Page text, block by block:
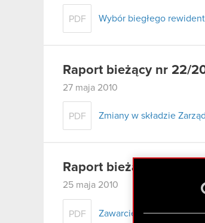
PDF Wybór biegłego
Raport bieżący nr 22/
27 maja 2010
PDF Zmiany w składzie
Raport bieżący nr 21/
25 maja 2010
PDF Zawarcie umowy